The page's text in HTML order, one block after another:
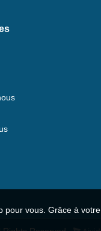
pour vous. Grâce à votre